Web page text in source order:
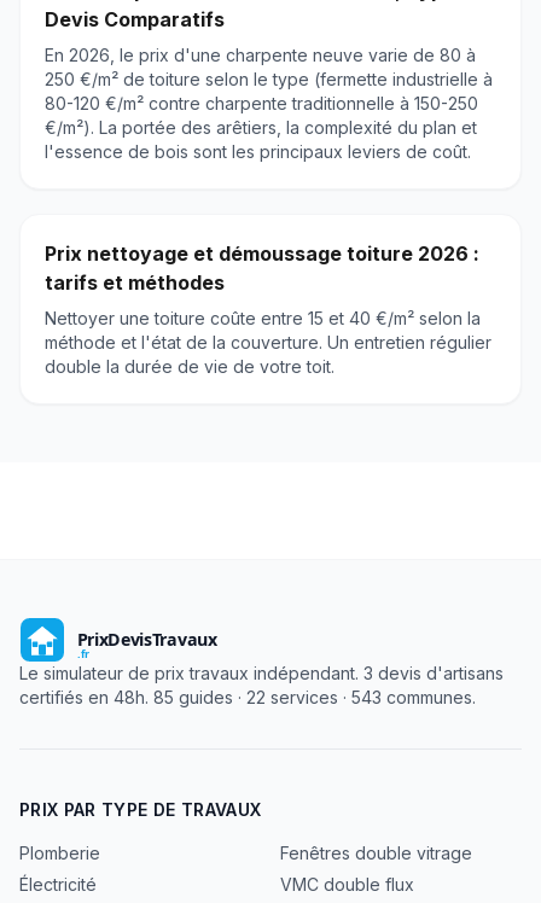
Devis Comparatifs
En 2026, le prix d'une charpente neuve varie de 80 à
250 €/m² de toiture selon le type (fermette industrielle à
80-120 €/m² contre charpente traditionnelle à 150-250
€/m²). La portée des arêtiers, la complexité du plan et
l'essence de bois sont les principaux leviers de coût.
Prix nettoyage et démoussage toiture 2026 :
tarifs et méthodes
Nettoyer une toiture coûte entre 15 et 40 €/m² selon la
méthode et l'état de la couverture. Un entretien régulier
double la durée de vie de votre toit.
Le simulateur de prix travaux indépendant. 3 devis d'artisans
certifiés en 48h. 85 guides · 22 services · 543 communes.
PRIX PAR TYPE DE TRAVAUX
Plomberie
Électricité
Fenêtres double vitrage
VMC double flux